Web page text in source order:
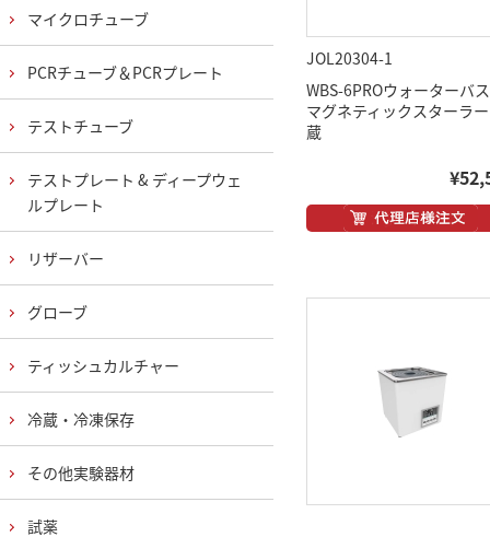
JOL20304-1
WBS-6PROウォーター
マグネティックスターラ
蔵
マイクロチューブ
PCRチューブ＆PCRプレート
テストチューブ
テストプレート & ディープウェ
ルプレート
リザーバー
グローブ
ティッシュカルチャー
冷蔵・冷凍保存
その他実験器材
試薬